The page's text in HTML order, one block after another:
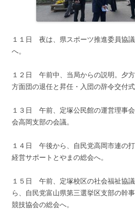
１１日 夜は、県スポーツ推進委員協
へ。
１２日 午前中、当局からの説明。夕
方面団の退任と昇任・入団の辞令交付式
１３日 午前、定塚公民館の運営理事
会高岡支部の会議。
１４日 午後から、自民党高岡市連の
経営サポートとやまの総会へ。
１５日 午前、定塚校区の社会福祉協
ら、自民党富山県第三選挙区支部の幹
競技協会の総会へ。